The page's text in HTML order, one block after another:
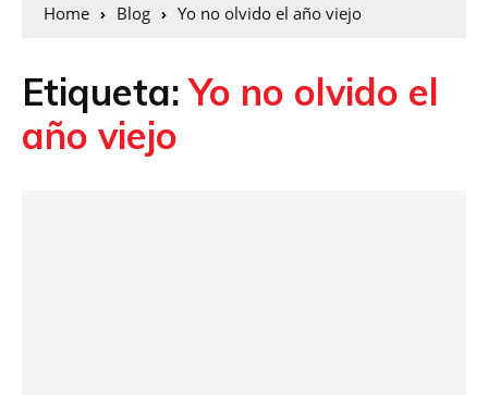
Home Blog Yo no olvido el año viejo
Etiqueta:Yo no olvido el
año viejo